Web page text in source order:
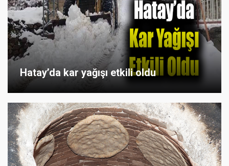
Hatay’da kar yağışı etkili oldu